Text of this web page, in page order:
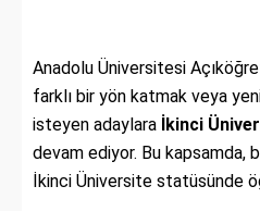
Anadolu Üniversitesi
farklı bir yön katmak veya
isteyen adaylara İkinci
devam ediyor. Bu kapsamda,
İkinci Üniversite statüsünde